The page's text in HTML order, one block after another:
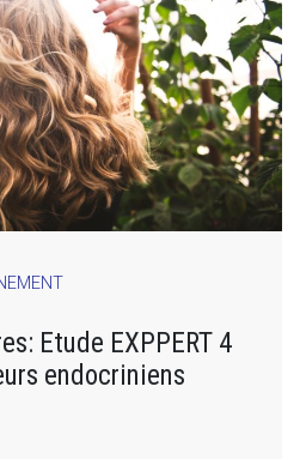
Etude EXPPERT 4
endocriniens